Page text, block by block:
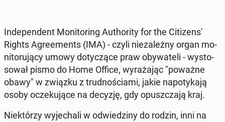
In­de­pen­dent Mo­ni­to­ring Au­tho­ri­ty for the Ci­ti­zen­s'
Rights Agre­ements (IMA) - czyli nie­za­leż­ny organ mo­
ni­to­ru­ją­cy umowy do­ty­czą­ce praw oby­wa­te­li - wy­sto­
so­wał pismo do Home Office, wy­ra­ża­jąc "poważne
obawy" w związku z trud­no­ścia­mi, jakie na­po­ty­ka­ją
osoby ocze­ku­ją­ce na decyzję, gdy opusz­cza­ją kraj.
Nie­któ­rzy wy­je­cha­li w od­wie­dzi­ny do rodzin, inni na